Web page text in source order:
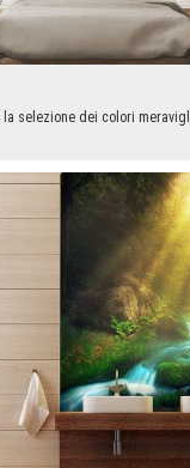
la selezione dei colori